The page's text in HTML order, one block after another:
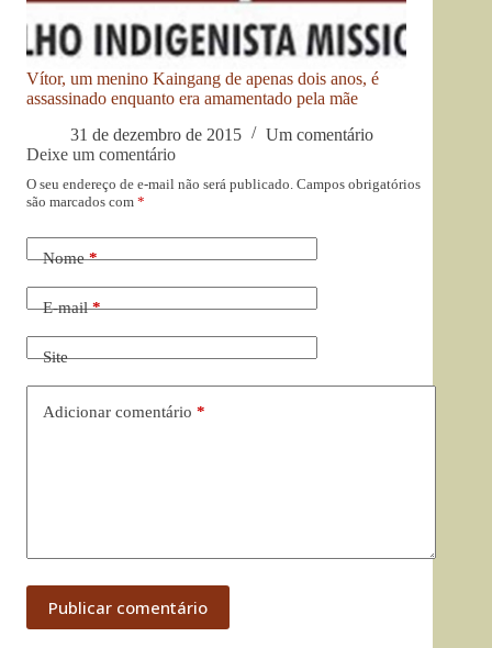
Vítor, um menino Kaingang de apenas dois anos, é
assassinado enquanto era amamentado pela mãe
31 de dezembro de 2015
Um comentário
Deixe um comentário
O seu endereço de e-mail não será publicado. Campos obrigatórios
são marcados com *
Nome*
E-mail*
Site
Adicionar comentário *
Publicar comentário